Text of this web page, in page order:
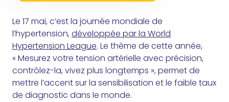
Le 17 mai, c’est la journée mondiale de
l’hypertension, développée par la World
Hypertension League. Le thème de cette année,
« Mesurez votre tension artérielle avec précision,
contrôlez-la, vivez plus longtemps », permet de
mettre l’accent sur la sensibilisation et le faible taux
de diagnostic dans le monde.